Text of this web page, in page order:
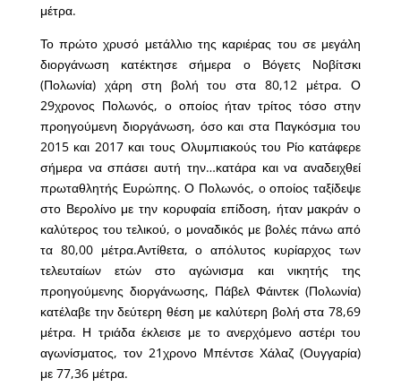
μέτρα.
Το πρώτο χρυσό μετάλλιο της καριέρας του σε μεγάλη
διοργάνωση κατέκτησε σήμερα ο Βόγετς Νοβίτσκι
(Πολωνία) χάρη στη βολή του στα 80,12 μέτρα. Ο
29χρονος Πολωνός, ο οποίος ήταν τρίτος τόσο στην
προηγούμενη διοργάνωση, όσο και στα Παγκόσμια του
2015 και 2017 και τους Ολυμπιακούς του Ρίο κατάφερε
σήμερα να σπάσει αυτή την…κατάρα και να αναδειχθεί
πρωταθλητής Ευρώπης. Ο Πολωνός, ο οποίος ταξίδεψε
στο Βερολίνο με την κορυφαία επίδοση, ήταν μακράν ο
καλύτερος του τελικού, ο μοναδικός με βολές πάνω από
τα 80,00 μέτρα.Αντίθετα, ο απόλυτος κυρίαρχος των
τελευταίων ετών στο αγώνισμα και νικητής της
προηγούμενης διοργάνωσης, Πάβελ Φάιντεκ (Πολωνία)
κατέλαβε την δεύτερη θέση με καλύτερη βολή στα 78,69
μέτρα. Η τριάδα έκλεισε με το ανερχόμενο αστέρι του
αγωνίσματος, τον 21χρονο Μπέντσε Χάλαζ (Ουγγαρία)
με 77,36 μέτρα.